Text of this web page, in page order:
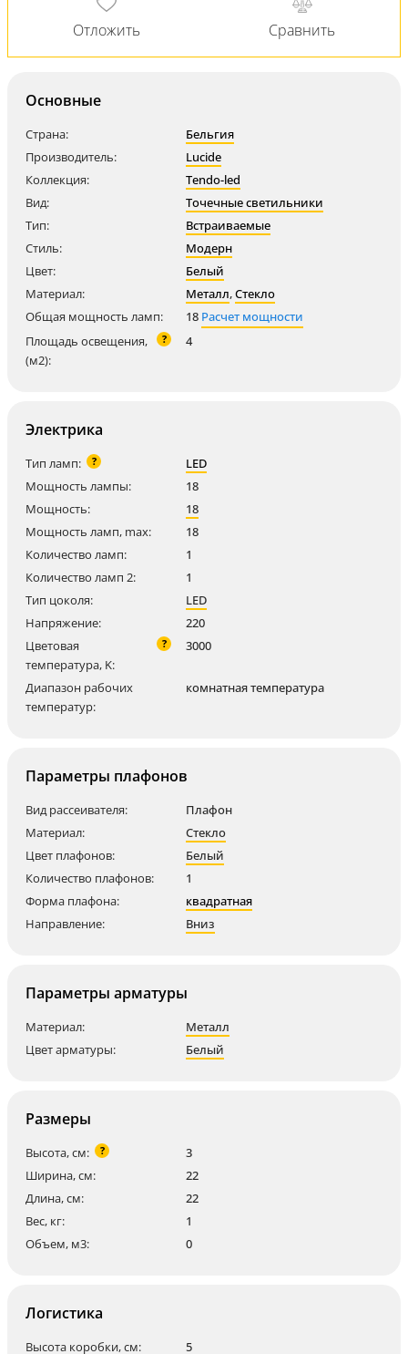
Основные
Страна:
Бельгия
Производитель:
Lucide
Коллекция:
Tendo-led
Вид:
Точечные светильники
Тип:
Встраиваемые
Стиль:
Модерн
Цвет:
Белый
Материал:
Металл,Стекло
Общая мощность ламп:
18 Расчет мощности
Площадь освещения,
(м2):
? 4
Электрика
Тип ламп: ?
LED
Мощность лампы:
18
Мощность:
18
Мощность ламп, max:
18
Количество ламп:
1
Количество ламп 2:
1
Тип цоколя:
LED
Напряжение:
220
Цветовая
температура, K:
? 3000
Диапазон рабочих
температур:
комнатная температура
Параметры плафонов
Вид рассеивателя:
Плафон
Материал:
Стекло
Цвет плафонов:
Белый
Количество плафонов:
1
Форма плафона:
квадратная
Направление:
Вниз
Параметры арматуры
Материал:
Металл
Цвет арматуры:
Белый
Размеры
Высота, см: ?
3
Ширина, см:
22
Длина, см:
22
Вес, кг:
1
Объем, м3:
0
Логистика
Высота коробки, см: 5